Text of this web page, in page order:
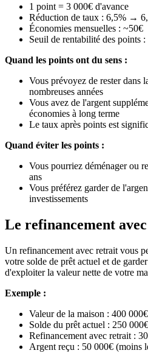
1 point = 3 000€ d'avance
Réduction de taux : 6,5% →
Économies mensuelles : ~50€
Seuil de rentabilité des points
Quand les points ont du sens :
Vous prévoyez de rester dans
nombreuses années
Vous avez de l'argent
économies à long terme
Le taux après points est
Quand éviter les points :
Vous pourriez déménager ou
ans
Vous préférez garder de
investissements
Le refinancement
Un refinancement avec retrait vous
votre solde de prêt actuel et de
d'exploiter la valeur nette de votre
Exemple :
Valeur de la maison : 400 000€
Solde du prêt actuel : 250 000€
Refinancement avec retrait :
Argent reçu : 50 000€ (moins